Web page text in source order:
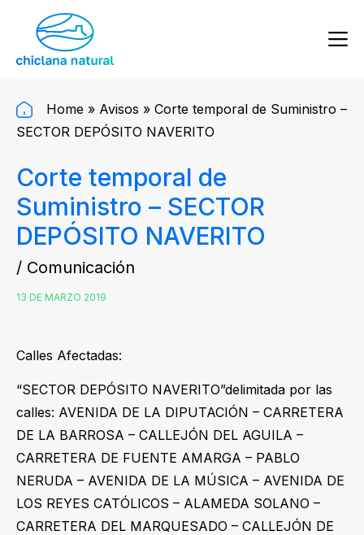
Home » Avisos » Corte temporal de Suministro –
SECTOR DEPÓSITO NAVERITO
Corte temporal de
Suministro – SECTOR
DEPÓSITO NAVERITO
/ Comunicación
13 DE MARZO 2019
Calles Afectadas:
“SECTOR DEPÓSITO NAVERITO”delimitada por las
calles: AVENIDA DE LA DIPUTACIÓN – CARRETERA
DE LA BARROSA – CALLEJÓN DEL AGUILA –
CARRETERA DE FUENTE AMARGA – PABLO
NERUDA – AVENIDA DE LA MÚSICA – AVENIDA DE
LOS REYES CATÓLICOS – ALAMEDA SOLANO –
CARRETERA DEL MARQUESADO – CALLEJÓN DE